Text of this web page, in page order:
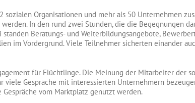
Organisationen und mehr als 50 Unternehmen
In den rund zwei Stunden, die die Begegnungen
Beratungs- und Weiterbildungsangebote,
im Vordergrund. Viele Teilnehmer sicherten einander
für Flüchtlinge. Die Meinung der Mitarbeiter der
viele Gespräche mit interessierten Unternehmern
vom Marktplatz genutzt werden.